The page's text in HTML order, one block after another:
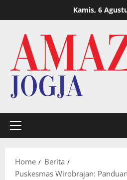
to
Kamis, 6
Primary
Home
Berita
Puskesmas Wirobrajan: